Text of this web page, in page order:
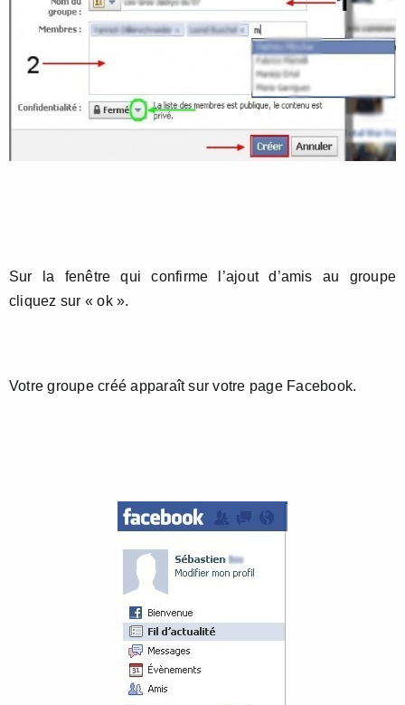
Sur la fenêtre qui confirme l’ajout d’amis au groupe
cliquez sur « ok ».
Votre groupe créé apparaît sur votre page Facebook.